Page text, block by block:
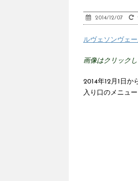
2014/12/07
ルヴェソンヴェ
画像はクリック
2014年12月1日か
入り口のメニュ